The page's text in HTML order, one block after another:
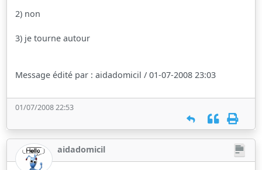
2) non
3) je tourne autour
Message édité par : aidadomicil / 01-07-2008 23:03
01/07/2008 22:53
aidadomicil